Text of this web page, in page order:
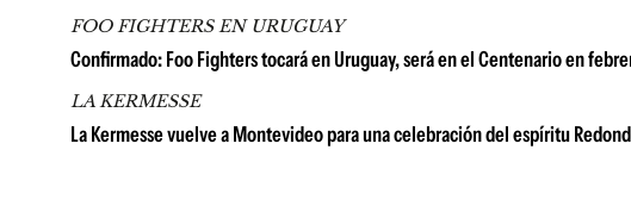
FOO FIGHTERS EN URUGUAY
Confirmado: Foo Fighters tocará en Uruguay, será en el Centenario en
LA KERMESSE
La Kermesse vuelve a Montevideo para una celebración del espíritu